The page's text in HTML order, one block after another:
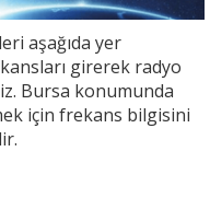
aşağıda yer
girerek radyo
Bursa konumunda
için frekans bilgisini